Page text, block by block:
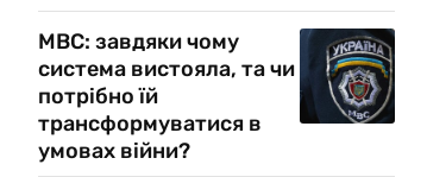
МВС: завдяки чому
система вистояла, та чи
потрібно їй
трансформуватися в
умовах війни?